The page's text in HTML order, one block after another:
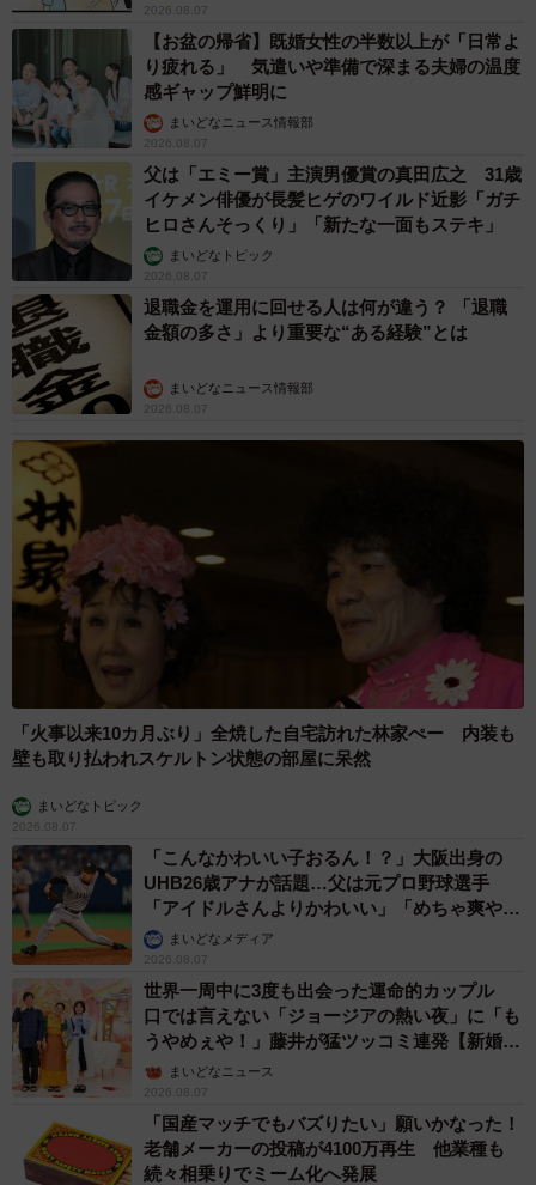
べ物にはふさわしくない、美味しそうではない、と思われ
たりもしましたが、昨今は青色のブームが来ています」と
説明。
フェリシモのカリスマチョコレートバイヤーみり氏が選んだ日本初上陸
のチョコレート「ベリシュカ／ミントチョコ」（6個入り 3,780円）。ミ
ントチョコが苦手な人にも好まれそうなさわやかな味わい。きらめく宝
石のようなブルーにも惹きつけられる（提供写真）
10/17
世界中でここでだけ賞味できる至高のスィーツ。「ケルノン ダルドワー
ズ／青チョコソフトクリーム」（1個 600円）（提供写真）
特に「『ケルノン ダルドワーズ』の青いチョコレートソフ
2026.08.07
【お盆の帰省】既婚女性の半数以上が「日常よ
り疲れる」 気遣いや準備で深まる夫婦の温度
感ギャップ鮮明に
まいどなニュース情報部
2026.08.07
父は「エミー賞」主演男優賞の真田広之 31歳
イケメン俳優が長髪ヒゲのワイルド近影「ガチ
ヒロさんそっくり」「新たな一面もステキ」
まいどなトピック
2026.08.07
退職金を運用に回せる人は何が違う？ 「退職
金額の多さ」より重要な“ある経験”とは
まいどなニュース情報部
2026.08.07
「火事以来10カ月ぶり」全焼した自宅訪れた林家ぺー 内装も
壁も取り払われスケルトン状態の部屋に呆然
まいどなトピック
2026.08.07
「こんなかわいい子おるん！？」大阪出身の
UHB26歳アナが話題…父は元プロ野球選手
「アイドルさんよりかわいい」「めちゃ爽や
か」まいどなメディア
2026.08.07
世界一周中に3度も出会った運命的カップル
口では言えない「ジョージアの熱い夜」に「も
うやめぇや！」藤井が猛ツッコミ連発【新婚さ
ん】まいどなニュース
2026.08.07
「国産マッチでもバズりたい」願いかなった！
老舗メーカーの投稿が4100万再生 他業種も
続々相乗りでミーム化へ発展